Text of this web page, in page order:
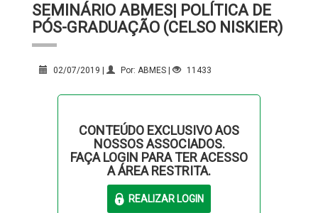
SEMINÁRIO ABMES| POLÍTICA DE
PÓS-GRADUAÇÃO (CELSO NISKIER)
02/07/2019 | Por: ABMES | 11433
CONTEÚDO EXCLUSIVO AOS
NOSSOS ASSOCIADOS.
FAÇA LOGIN PARA TER ACESSO
A ÁREA RESTRITA.